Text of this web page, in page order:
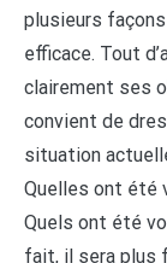
plusieurs
efficace. Tout
clairement ses
convient de
situation
Quelles ont été
Quels ont été
fait, il sera plus